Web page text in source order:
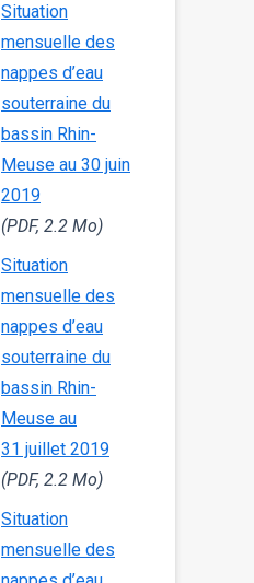
Situation
mensuelle des
nappes d’eau
souterraine du
bassin Rhin-
Meuse au 30 juin
2019
(PDF, 2.2 Mo)
Situation
mensuelle des
nappes d’eau
souterraine du
bassin Rhin-
Meuse au
31 juillet 2019
(PDF, 2.2 Mo)
Situation
mensuelle des